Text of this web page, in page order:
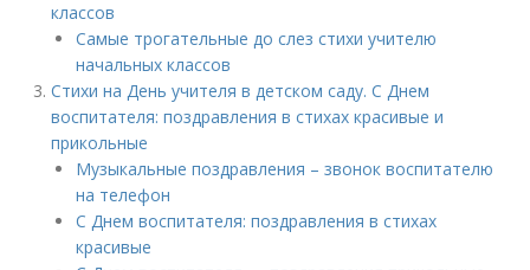
классов
Самые трогательные до слез стихи учителю
начальных классов
Стихи на День учителя в детском саду. С Днем
воспитателя: поздравления в стихах красивые и
прикольные
Музыкальные поздравления – звонок воспитателю
на телефон
С Днем воспитателя: поздравления в стихах
красивые